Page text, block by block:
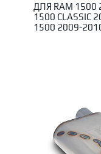
ДЛЯ RAM 1500
1500 CLASSIC
1500 2009-